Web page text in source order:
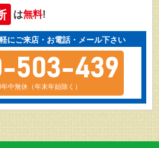
は無料!
にご来店・お電話・メール下さい
503-439
中無休（年末年始除く）